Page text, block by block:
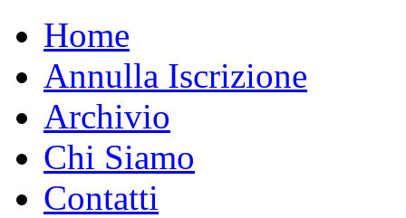
Home
Annulla Iscrizione
Archivio
Chi Siamo
Contatti